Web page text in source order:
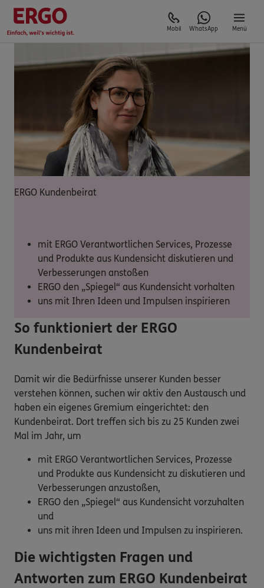
Mobil WhatsApp Menü
ERGO Kundenbeirat
mit ERGO Verantwortlichen Services, Prozesse
und Produkte aus Kundensicht diskutieren und
Verbesserungen anstoßen
ERGO den „Spiegel“ aus Kundensicht vorhalten
uns mit Ihren Ideen und Impulsen inspirieren
So funktioniert der ERGO
Kundenbeirat
Damit wir die Bedürfnisse unserer Kunden besser
verstehen können, suchen wir aktiv den Austausch und
haben ein eigenes Gremium eingerichtet: den
Kundenbeirat. Dort treffen sich bis zu 25 Kunden zwei
Mal im Jahr, um
mit ERGO Verantwortlichen Services, Prozesse
und Produkte aus Kundensicht zu diskutieren und
Verbesserungen anzustoßen,
ERGO den „Spiegel“ aus Kundensicht vorzuhalten
und
uns mit ihren Ideen und Impulsen zu inspirieren.
Die wichtigsten Fragen und
Antworten zum ERGO Kundenbeirat